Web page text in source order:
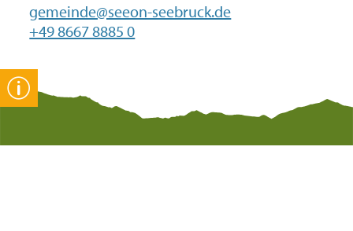
gemeinde@seeon-seebruck.de
+49 8667 8885 0